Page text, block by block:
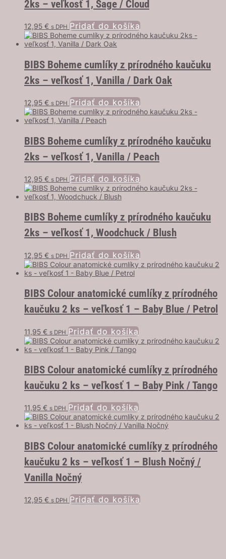
2ks – veľkosť 1, Sage / Cloud
12,95 € s DPH Pridať do košíka
BIBS Boheme cumlíky z prírodného kaučuku
2ks – veľkosť 1, Vanilla / Dark Oak
12,95 € s DPH Pridať do košíka
BIBS Boheme cumlíky z prírodného kaučuku
2ks – veľkosť 1, Vanilla / Peach
12,95 € s DPH Pridať do košíka
BIBS Boheme cumlíky z prírodného kaučuku
2ks – veľkosť 1, Woodchuck / Blush
12,95 € s DPH Pridať do košíka
BIBS Colour anatomické cumlíky z prírodného
kaučuku 2 ks – veľkosť 1 – Baby Blue / Petrol
11,95 € s DPH Pridať do košíka
BIBS Colour anatomické cumlíky z prírodného
kaučuku 2 ks – veľkosť 1 – Baby Pink / Tango
11,95 € s DPH Pridať do košíka
BIBS Colour anatomické cumlíky z prírodného
kaučuku 2 ks – veľkosť 1 – Blush Nočný /
Vanilla Nočný
12,95 € s DPH Pridať do košíka